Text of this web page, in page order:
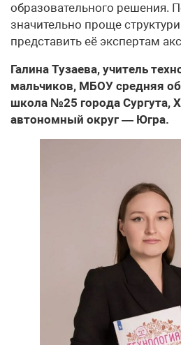
образовательного решения.
значительно проще
представить её экспертам
Галина Тузаева, учитель
мальчиков, МБОУ средняя
школа №25 города Сургута,
автономный округ — Югра.